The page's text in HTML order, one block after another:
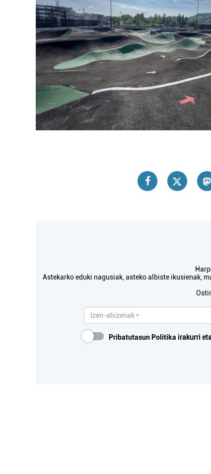
Astekarko eduki nagusiak, asteko albiste ikusienak,
Pribatutasun Politika irakurri